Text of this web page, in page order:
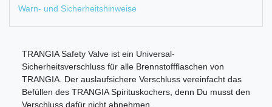
Warn- und Sicherheitshinweise
TRANGIA Safety Valve ist ein Universal-
Sicherheitsverschluss für alle Brennstoffflaschen von
TRANGIA. Der auslaufsichere Verschluss vereinfacht das
Befüllen des TRANGIA Spirituskochers, denn Du musst den
Verschluss dafür nicht abnehmen.